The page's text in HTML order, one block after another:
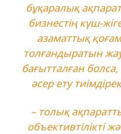
бұқаралық
бизнестің күш-
азаматтық
толғандыратын
бағытталған
әсер ету
– толық
объективтілікті